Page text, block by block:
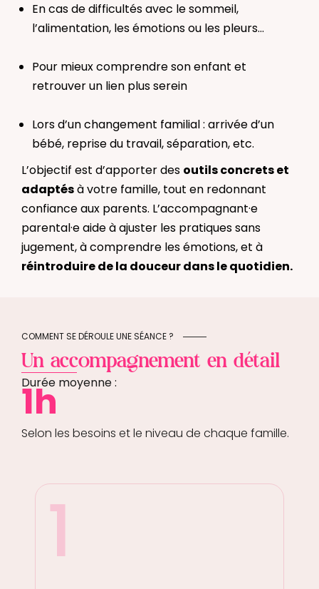
En cas de difficultés avec le sommeil,
l’alimentation, les émotions ou les pleurs…
Pour mieux comprendre son enfant et
retrouver un lien plus serein
Lors d’un changement familial : arrivée d’un
bébé, reprise du travail, séparation, etc.
L’objectif est d’apporter des outils concrets et
adaptésà votre famille, tout en redonnant
confiance aux parents. L’accompagnant·e
parental·e aide à ajuster les pratiques sans
jugement, à comprendre les émotions, et à
réintroduire de la douceur dans le quotidien.
COMMENT SE DÉROULE UNE SÉANCE ?
Un accompagnement en détail
Durée moyenne :
1h
Selon les besoins et le niveau de chaque famille.
1